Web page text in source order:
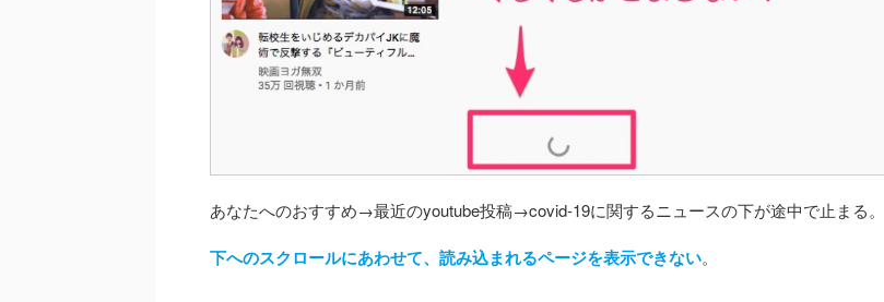
あなたへのおすすめ→最近のyoutube投稿→covid-19に関するニュースの下が途中で止まる。
下へのスクロールにあわせて、読み込まれるページを表示できない。